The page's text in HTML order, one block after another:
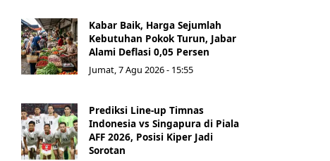
Kabar Baik, Harga Sejumlah
Kebutuhan Pokok Turun, Jabar
Alami Deflasi 0,05 Persen
Jumat, 7 Agu 2026 - 15:55
Prediksi Line-up Timnas
Indonesia vs Singapura di Piala
AFF 2026, Posisi Kiper Jadi
Sorotan